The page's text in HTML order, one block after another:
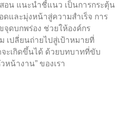
อน แนะนำชี้แนว เป็นการกระตุ้น
และมุ่งหน้าสู่ความสำเร็จ การ
จุดบกพร่อง ช่วยให้องค์กร
เปลี่ยนถ่ายไปสู่เป้าหมายที่
จะเกิดขึ้นได้ ด้วยบทบาทที่ขับ
หน้างาน” ของเรา